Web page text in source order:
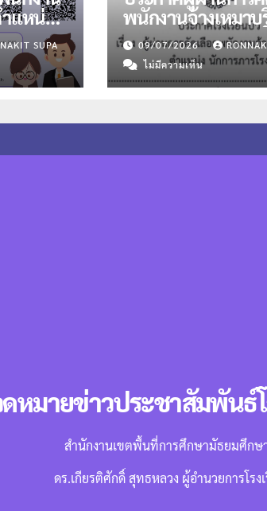
ำแหน่ง
วน 1
SUPA
พนักงานจ้างเหมาบ
ตำแหน่งนักการภาร
จำนวน 2 อัตรา
09/07/2026
ไม่มีความเห็น
หมายข่าวประชาสัมพันธ์โ
สำนักงานเขตพื้นที่การศึกษามัธยมศึกษ
ดร.เกียรติศักดิ์ สุทธหลวง ผู้อำนวยการโรง